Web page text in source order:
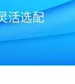
活选配